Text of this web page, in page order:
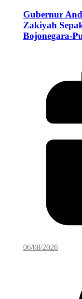
Gubernur
Zakiyah
Bojonegara-
06/08/2026